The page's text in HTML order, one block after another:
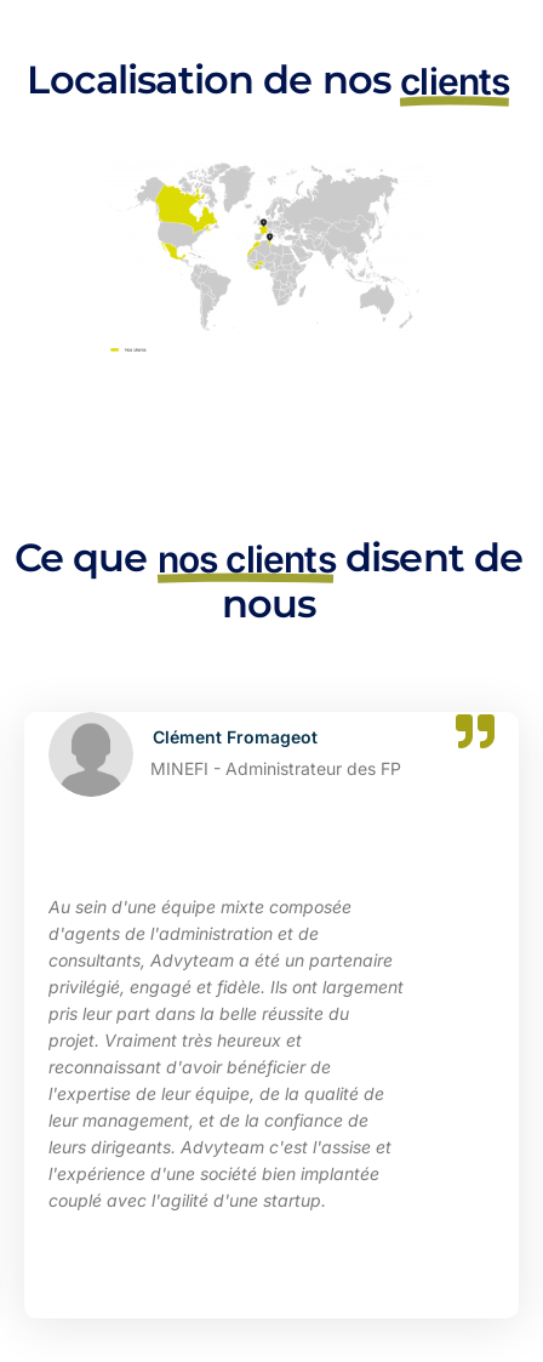
Localisation de nos clients
Ce que nos clientsdisent de
nous
des FP
largement
de
de
et
Catherine Dupont
DGFIP -
La maîtrise des sujets, la
les besoins de ma structure,
des situations diverses. Nous
particulièrement apprécié
d’Advyteam lors de la
en place d’un plan de montée de
compétences sur le pôle de
HRa au sein de la DGFiP.